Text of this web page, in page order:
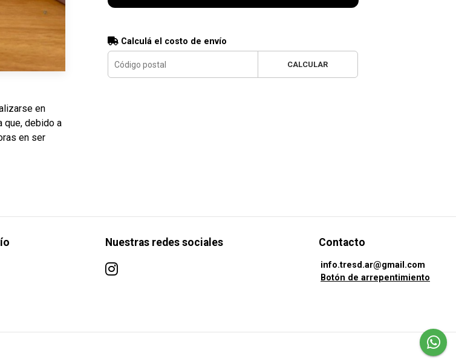
en
que, debido a
en ser
Calculá el costo de envío
CALCULAR
Nuestras redes sociales Contacto
info.tresd.ar@gmail.com
Botón de arrepentimiento